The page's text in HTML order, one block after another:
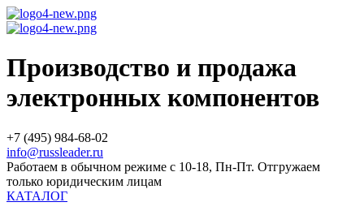
Производство и продажа
электронных компонентов
+7 (495) 984-68-02
info@russleader.ru
Работаем в обычном режиме с 10-18, Пн-Пт. Отгружаем
только юридическим лицам
КАТАЛОГ